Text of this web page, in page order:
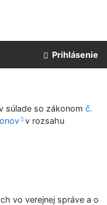
Prihlásenie
súlade so zákonom č.
v rozsahu
vo verejnej správe a o